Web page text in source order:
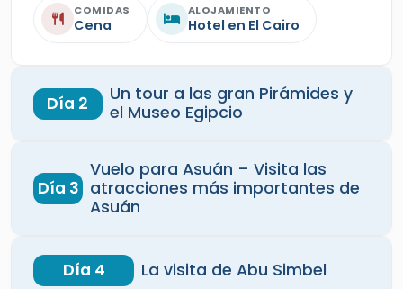
COMIDAS
Cena
ALOJAMIENTO
Hotel en El Cairo
Día 2
Un tour a las gran Pirámides y
el Museo Egipcio
Día 3
Vuelo para Asuán – Visita las
atracciones más importantes de
Asuán
Día 4 La visita de Abu Simbel